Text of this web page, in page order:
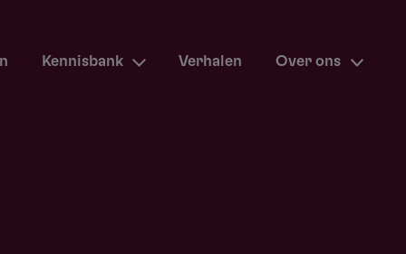
Kennisbank Verhalen Over ons